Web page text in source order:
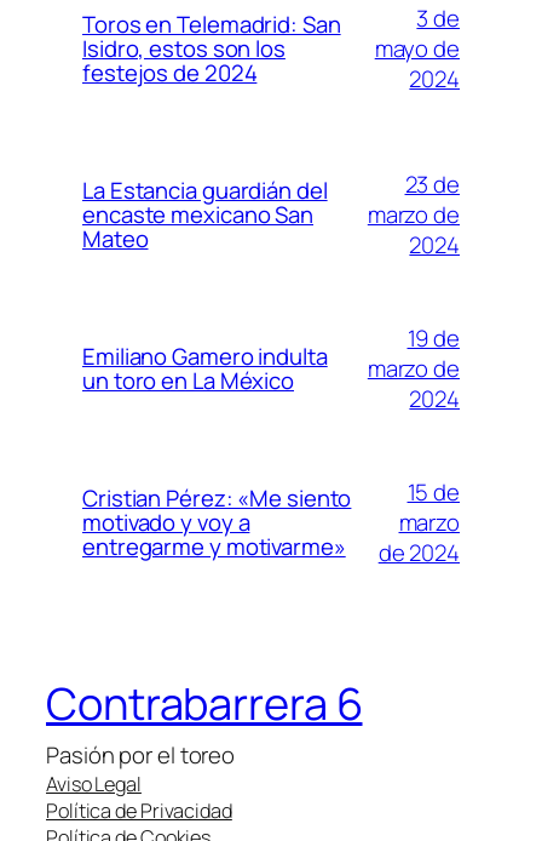
Toros en Telemadrid: San
Isidro, estos son los
festejos de 2024
3 de
mayo de
2024
La Estancia guardián del
encaste mexicano San
Mateo
23 de
marzo de
2024
Emiliano Gamero indulta
un toro en La México
19 de
marzo de
2024
Cristian Pérez: «Me siento
motivado y voy a
entregarme y motivarme»
15 de
marzo
de 2024
Contrabarrera 6
Pasión por el toreo
Aviso Legal
Política de Privacidad